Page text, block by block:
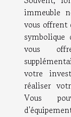
immeuble
vous offrent
vous
votre
réaliser
Vous